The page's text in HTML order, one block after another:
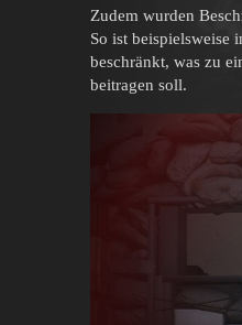
Zudem wurden
So ist beispielsweise
beschränkt, was zu
beitragen soll.